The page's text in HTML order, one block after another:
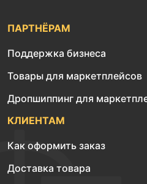
ПАРТНЁРАМ
Поддержка бизнеса
Товары для маркетплейсов
Дропшиппинг для
КЛИЕНТАМ
Как оформить заказ
Доставка товара